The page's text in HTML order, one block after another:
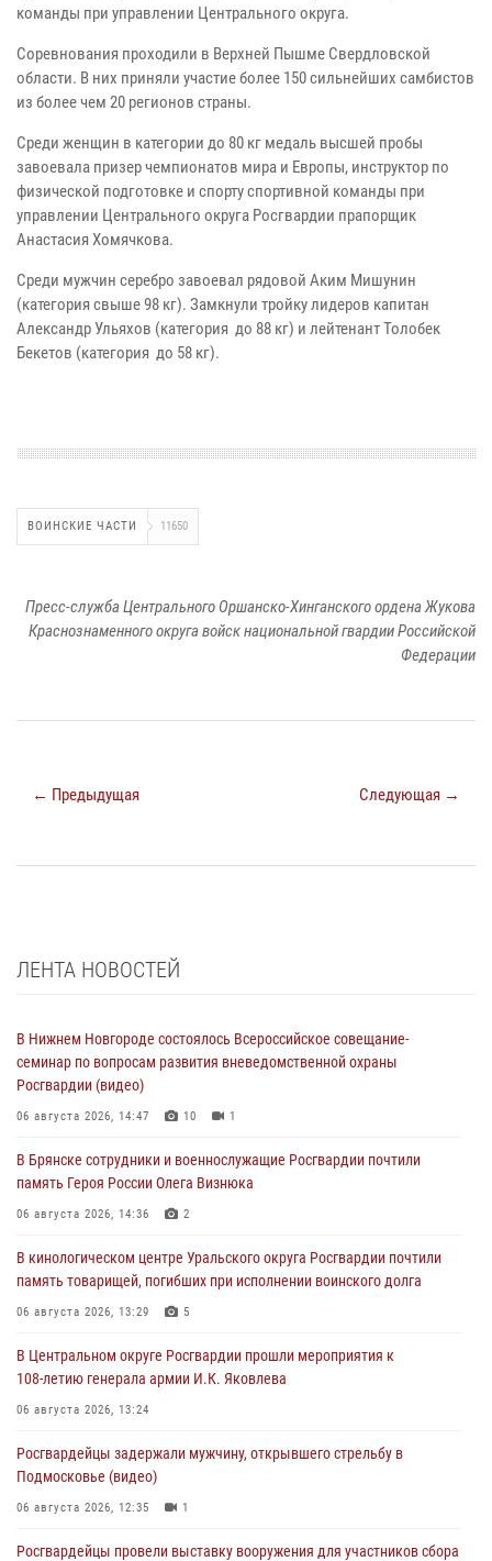
команды при управлении Центрального округа.
Соревнования проходили в Верхней Пышме Свердловской
области. В них приняли участие более 150 сильнейших самбистов
из более чем 20 регионов страны.
Среди женщин в категории до 80 кг медаль высшей пробы
завоевала призер чемпионатов мира и Европы, инструктор по
физической подготовке и спорту спортивной команды при
управлении Центрального округа Росгвардии прапорщик
Анастасия Хомячкова.
Среди мужчин серебро завоевал рядовой Аким Мишунин
(категория свыше 98 кг). Замкнули тройку лидеров капитан
Александр Ульяхов (категория до 88 кг) и лейтенант Толобек
Бекетов (категория до 58 кг).
ВОИНСКИЕ ЧАСТИ 11650
Пресс-служба Центрального Оршанско-Хинганского ордена Жукова
Краснознаменного округа войск национальной гвардии Российской
Федерации
← Предыдущая Следующая →
ЛЕНТА НОВОСТЕЙ
В Нижнем Новгороде состоялось Всероссийское совещание-
семинар по вопросам развития вневедомственной охраны
Росгвардии (видео)
06 августа 2026, 14:47 10 1
В Брянске сотрудники и военнослужащие Росгвардии почтили
память Героя России Олега Визнюка
06 августа 2026, 14:36 2
В кинологическом центре Уральского округа Росгвардии почтили
память товарищей, погибших при исполнении воинского долга
06 августа 2026, 13:29 5
В Центральном округе Росгвардии прошли мероприятия к
108‑летию генерала армии И.К. Яковлева
06 августа 2026, 13:24
Росгвардейцы задержали мужчину, открывшего стрельбу в
Подмосковье (видео)
06 августа 2026, 12:35 1
Росгвардейцы провели выставку вооружения для участников сбора